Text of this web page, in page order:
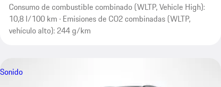
Consumo de combustible combinado (WLTP, Vehicle High):
10,8 l/100 km · Emisiones de CO2 combinadas (WLTP,
vehículo alto): 244 g/km
Sonido